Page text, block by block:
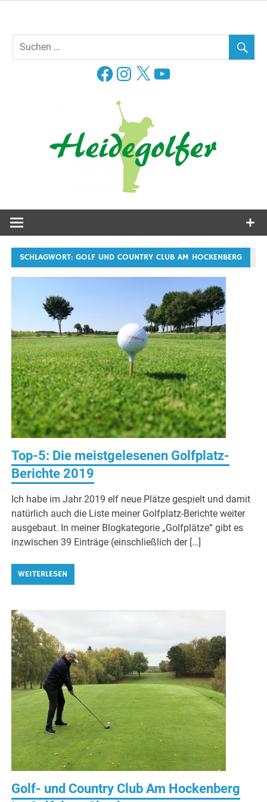
springen
Heidegolfer
FacebookInstagram
X YouTube
SCHLAGWORT:GOLF UND COUNTRY CLUB AM HOCKENBERG
Top-5: Die meistgelesenen Golfplatz-
Berichte 2019
Ich habe im Jahr 2019 elf neue Plätze gespielt und damit
natürlich auch die Liste meiner Golfplatz-Berichte weiter
ausgebaut. In meiner Blogkategorie „Golfplätze“ gibt es
inzwischen 39 Einträge (einschließlich der […]
WEITERLESEN
Golf- und Country Club Am Hockenberg